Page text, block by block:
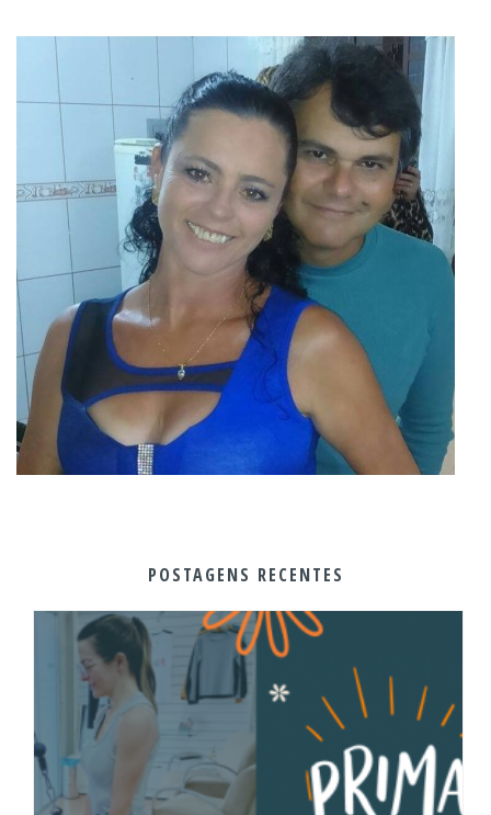
POSTAGENS RECENTES